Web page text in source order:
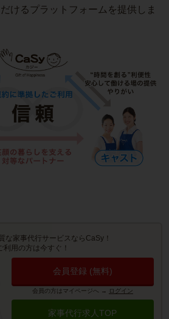
けるプラットフォームを提供しま
な家事代行サービスならCaSy！
利用の方は今すぐ！
会員登録 (無料)
会員の方はマイページへ → ログイン
家事代行求人TOP